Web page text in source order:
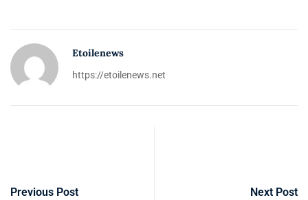
Etoilenews
https://etoilenews.net
Previous Post Next Post